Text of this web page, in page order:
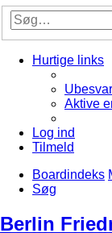
Hurtige links
Aktive
Log ind
Tilmeld
Boardindeks
Søg
Berlin